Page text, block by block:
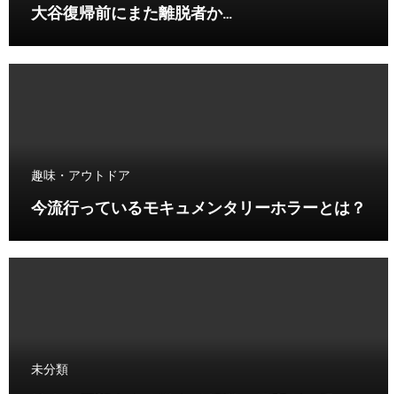
大谷復帰前にまた離脱者か…
趣味・アウトドア
今流行っているモキュメンタリーホラーとは？
未分類